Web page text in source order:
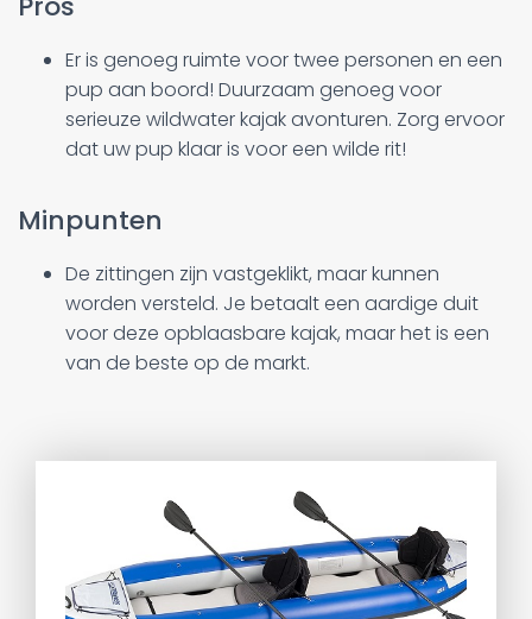
Er is genoeg ruimte voor twee personen en een
pup aan boord! Duurzaam genoeg voor
serieuze wildwater kajak avonturen. Zorg ervoor
dat uw pup klaar is voor een wilde rit!
Minpunten
De zittingen zijn vastgeklikt, maar kunnen
worden versteld. Je betaalt een aardige duit
voor deze opblaasbare kajak, maar het is een
van de beste op de markt.